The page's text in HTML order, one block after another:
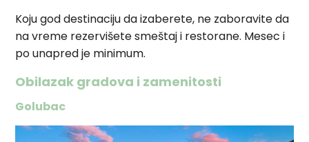
Koju god destinaciju da izaberete, ne zaboravite da
na vreme rezervišete smeštaj i restorane. Mesec i
po unapred je minimum.
Obilazak gradova i zamenitosti
Golubac